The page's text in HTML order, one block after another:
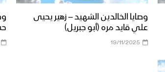
وصايا الخالدين الشهيد – زهير يحيى
علي قايد مره (أبو جبريل)
19/11/2025